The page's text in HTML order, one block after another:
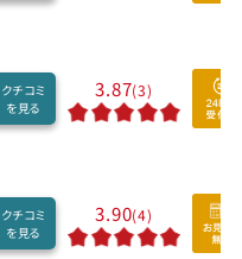
クチコミ
を見る
3.87(3)
クチコミ
を見る
3.90(4)